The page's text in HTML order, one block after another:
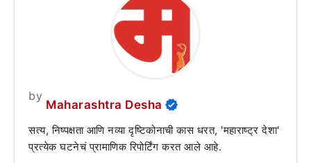
by
Maharashtra Desha
सत्य, निष्पक्षता आणि नव्या दृष्टिकोनाची कास धरत, 'महाराष्ट्र देशा'
प्रत्येक घटनेचं प्रामाणिक रिपोर्टिंग करत आले आहे.